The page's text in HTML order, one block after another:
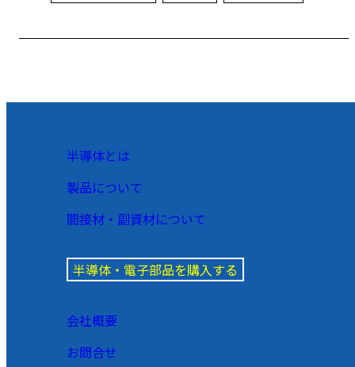
半導体とは
製品について
間接材・副資材について
半導体・電子部品を購入する
会社概要
お問合せ